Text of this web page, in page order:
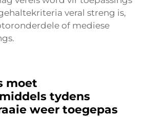
veral streng is,
of mediese
moet
tydens
weer toegepas